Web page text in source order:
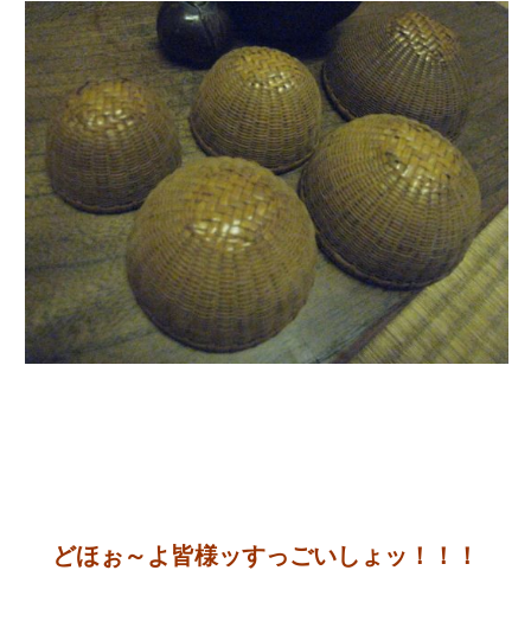
どほぉ～よ皆様ッすっごいしょッ！！！